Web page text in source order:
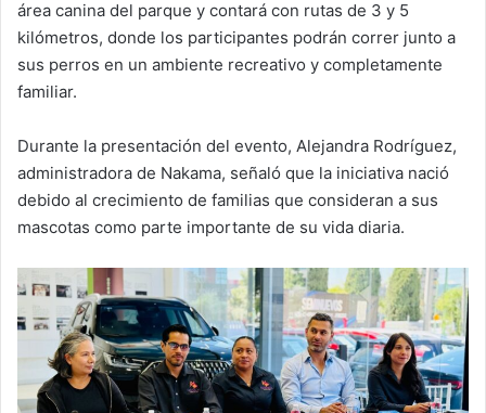
área canina del parque y contará con rutas de 3 y 5
kilómetros, donde los participantes podrán correr junto a
sus perros en un ambiente recreativo y completamente
familiar.
Durante la presentación del evento, Alejandra Rodríguez,
administradora de Nakama, señaló que la iniciativa nació
debido al crecimiento de familias que consideran a sus
mascotas como parte importante de su vida diaria.